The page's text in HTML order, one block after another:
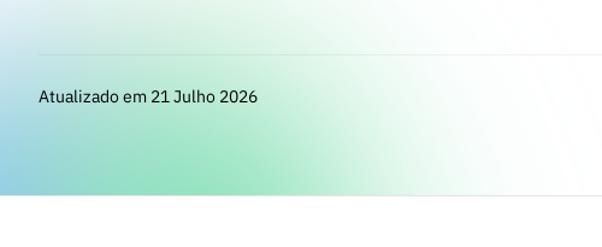
Atualizado em 21 Julho 2026